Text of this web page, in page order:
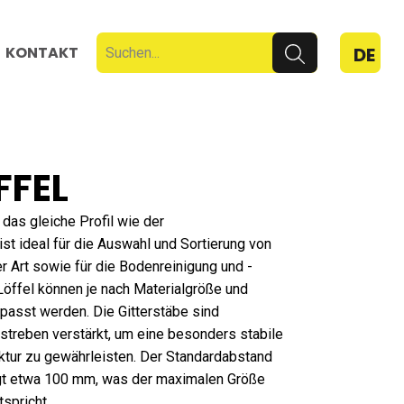
KONTAKT DE
gleiche Profil wie der
ideal für die Auswahl und Sortierung von
Art sowie für die Bodenreinigung und -
können je nach Materialgröße und
werden. Die Gitterstäbe sind
verstärkt, um eine besonders stabile
zu gewährleisten. Der Standardabstand
etwa 100 mm, was der maximalen Größe